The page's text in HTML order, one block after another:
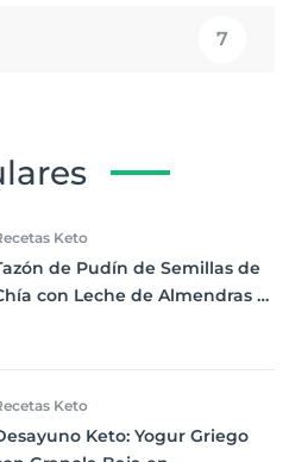
7
Keto
de Pudín de Semillas de
con Leche de Almendras y
Keto
Keto: Yogur Griego